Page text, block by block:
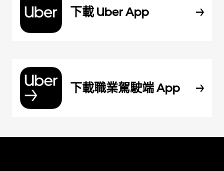
下載 Uber App
下載職業駕駛端 App